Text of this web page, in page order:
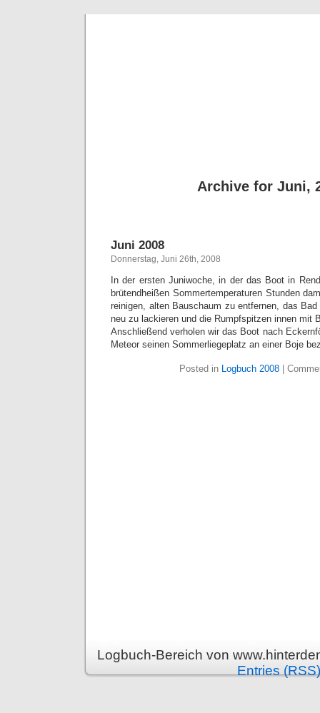
Archive for Juni,
Juni 2008
Donnerstag, Juni 26th, 2008
In der ersten Juniwoche, in der das Boot in
brütendheißen Sommertemperaturen Stunden
reinigen, alten Bauschaum zu entfernen, das
neu zu lackieren und die Rumpfspitzen innen mit
Anschließend verholen wir das Boot nach
Meteor seinen Sommerliegeplatz an einer Boje
Posted in Logbuch 2008
Logbuch-Bereich von
Entries (RSS)